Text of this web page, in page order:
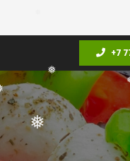
❅
❅
+7